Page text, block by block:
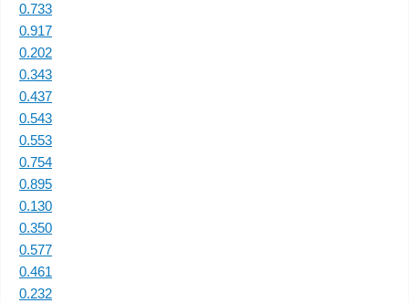
0.733
0.917
0.202
0.343
0.437
0.543
0.553
0.754
0.895
0.130
0.350
0.577
0.461
0.232